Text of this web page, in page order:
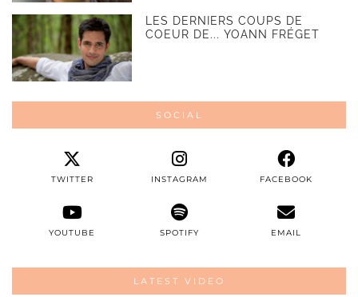
LES DERNIERS COUPS DE
COEUR DE... YOANN FRÉGET
SOCIAL
TWITTER INSTAGRAM FACEBOOK
YOUTUBE SPOTIFY EMAIL
LATEST VIDEO